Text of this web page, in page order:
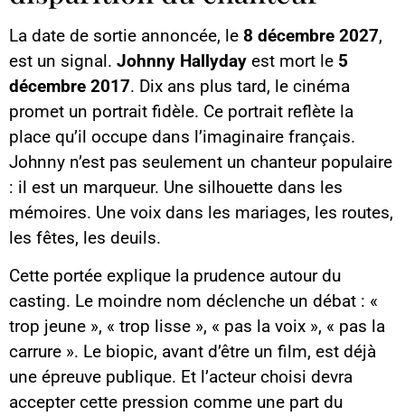
La date de sortie annoncée, le 8 décembre 2027,
est un signal. Johnny Hallyday est mort le 5
décembre 2017. Dix ans plus tard, le cinéma
promet un portrait fidèle. Ce portrait reflète la
place qu’il occupe dans l’imaginaire français.
Johnny n’est pas seulement un chanteur populaire
: il est un marqueur. Une silhouette dans les
mémoires. Une voix dans les mariages, les routes,
les fêtes, les deuils.
Cette portée explique la prudence autour du
casting. Le moindre nom déclenche un débat : «
trop jeune », « trop lisse », « pas la voix », « pas la
carrure ». Le biopic, avant d’être un film, est déjà
une épreuve publique. Et l’acteur choisi devra
accepter cette pression comme une part du